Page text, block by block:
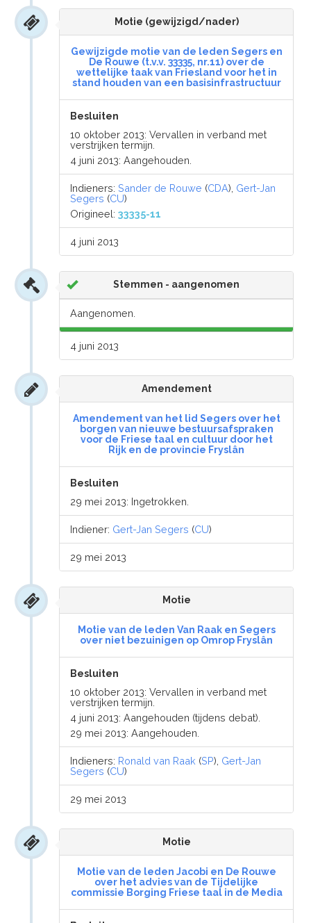
Motie (gewijzigd/nader)
Gewijzigde motie van de leden Segers en
De Rouwe (t.v.v. 33335, nr.11) over de
wettelijke taak van Friesland voor het in
stand houden van een basisinfrastructuur
Besluiten
10 oktober 2013: Vervallen in verband met
verstrijken termijn.
4 juni 2013: Aangehouden.
Indieners:Sander de Rouwe (CDA), Gert-Jan
Segers (CU)
Origineel:33335-11
4 juni 2013
Stemmen - aangenomen
Aangenomen.
4 juni 2013
Amendement
Amendement van het lid Segers over het
borgen van nieuwe bestuursafspraken
voor de Friese taal en cultuur door het
Rijk en de provincie Fryslân
Besluiten
29 mei 2013: Ingetrokken.
Indiener: Gert-Jan Segers (CU)
29 mei 2013
Motie
Motie van de leden Van Raak en Segers
over niet bezuinigen op Omrop Fryslân
Besluiten
10 oktober 2013: Vervallen in verband met
verstrijken termijn.
4 juni 2013: Aangehouden (tijdens debat).
29 mei 2013: Aangehouden.
Indieners: Ronald van Raak (SP), Gert-Jan
Segers (CU)
29 mei 2013
Motie
Motie van de leden Jacobi en De Rouwe
over het advies van de Tijdelijke
commissie Borging Friese taal in de Media